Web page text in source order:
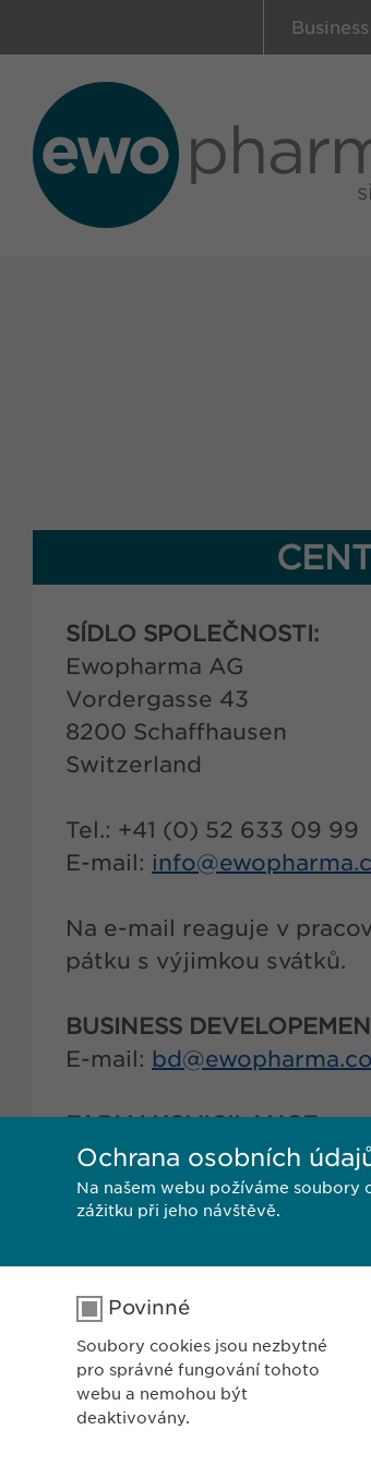
SÍDLO SPOLEČNOSTI:
Ewopharma AG
Vordergasse 43
8200 Schaffhausen
Switzerland
Tel.: +41 (0) 52 633 09 99
E-mail: info@
Na e-mail reaguje v
pátku s výjimkou svátků.
BUSINESS
E-mail: bd@
FARMAKOVIGILANCE:
E-mail:
Ochrana osobních
Na našem webu požíváme soubory
zážitku při jeho návštěvě.
Povinné
Soubory cookies jsou nezbytné
pro správné fungování tohoto
webu a nemohou být
deaktivovány.